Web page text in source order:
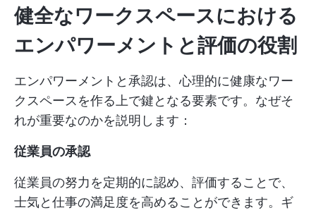
健全なワークスペースにおける
エンパワーメントと評価の役割
エンパワーメントと承認は、心理的に健康なワー
クスペースを作る上で鍵となる要素です。なぜそ
れが重要なのかを説明します：
従業員の承認
従業員の努力を定期的に認め、評価することで、
士気と仕事の満足度を高めることができます。ギ